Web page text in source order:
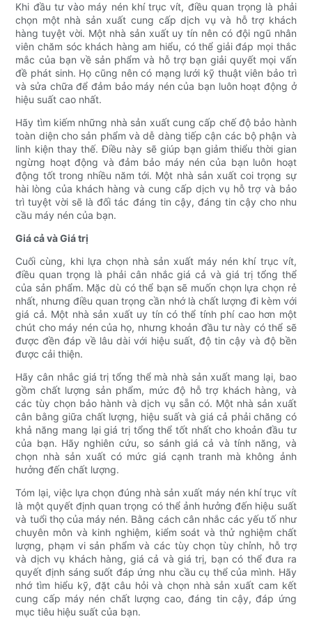
Khi đầu tư vào máy nén khí trục vít, điều quan trọng là phải
chọn một nhà sản xuất cung cấp dịch vụ và hỗ trợ khách
hàng tuyệt vời. Một nhà sản xuất uy tín nên có đội ngũ nhân
viên chăm sóc khách hàng am hiểu, có thể giải đáp mọi thắc
mắc của bạn về sản phẩm và hỗ trợ bạn giải quyết mọi vấn
đề phát sinh. Họ cũng nên có mạng lưới kỹ thuật viên bảo trì
và sửa chữa để đảm bảo máy nén của bạn luôn hoạt động ở
hiệu suất cao nhất.
Hãy tìm kiếm những nhà sản xuất cung cấp chế độ bảo hành
toàn diện cho sản phẩm và dễ dàng tiếp cận các bộ phận và
linh kiện thay thế. Điều này sẽ giúp bạn giảm thiểu thời gian
ngừng hoạt động và đảm bảo máy nén của bạn luôn hoạt
động tốt trong nhiều năm tới. Một nhà sản xuất coi trọng sự
hài lòng của khách hàng và cung cấp dịch vụ hỗ trợ và bảo
trì tuyệt vời sẽ là đối tác đáng tin cậy, đáng tin cậy cho nhu
cầu máy nén của bạn.
Giá cả và Giá trị
Cuối cùng, khi lựa chọn nhà sản xuất máy nén khí trục vít,
điều quan trọng là phải cân nhắc giá cả và giá trị tổng thể
của sản phẩm. Mặc dù có thể bạn sẽ muốn chọn lựa chọn rẻ
nhất, nhưng điều quan trọng cần nhớ là chất lượng đi kèm với
giá cả. Một nhà sản xuất uy tín có thể tính phí cao hơn một
chút cho máy nén của họ, nhưng khoản đầu tư này có thể sẽ
được đền đáp về lâu dài với hiệu suất, độ tin cậy và độ bền
được cải thiện.
Hãy cân nhắc giá trị tổng thể mà nhà sản xuất mang lại, bao
gồm chất lượng sản phẩm, mức độ hỗ trợ khách hàng, và
các tùy chọn bảo hành và dịch vụ sẵn có. Một nhà sản xuất
cân bằng giữa chất lượng, hiệu suất và giá cả phải chăng có
khả năng mang lại giá trị tổng thể tốt nhất cho khoản đầu tư
của bạn. Hãy nghiên cứu, so sánh giá cả và tính năng, và
chọn nhà sản xuất có mức giá cạnh tranh mà không ảnh
hưởng đến chất lượng.
Tóm lại, việc lựa chọn đúng nhà sản xuất máy nén khí trục vít
là một quyết định quan trọng có thể ảnh hưởng đến hiệu suất
và tuổi thọ của máy nén. Bằng cách cân nhắc các yếu tố như
chuyên môn và kinh nghiệm, kiểm soát và thử nghiệm chất
lượng, phạm vi sản phẩm và các tùy chọn tùy chỉnh, hỗ trợ
và dịch vụ khách hàng, giá cả và giá trị, bạn có thể đưa ra
quyết định sáng suốt đáp ứng nhu cầu cụ thể của mình. Hãy
nhớ tìm hiểu kỹ, đặt câu hỏi và chọn nhà sản xuất cam kết
cung cấp máy nén chất lượng cao, đáng tin cậy, đáp ứng
mục tiêu hiệu suất của bạn.